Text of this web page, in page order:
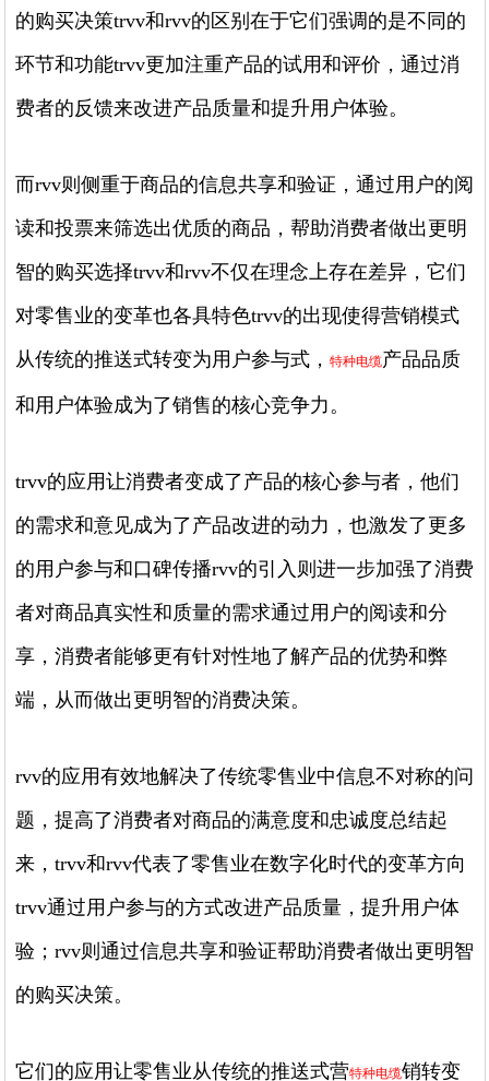
的购买决策trvv和rvv的区别在于它们强调的是不同的
环节和功能trvv更加注重产品的试用和评价，通过消
费者的反馈来改进产品质量和提升用户体验。
而rvv则侧重于商品的信息共享和验证，通过用户的阅
读和投票来筛选出优质的商品，帮助消费者做出更明
智的购买选择trvv和rvv不仅在理念上存在差异，它们
对零售业的变革也各具特色trvv的出现使得营销模式
从传统的推送式转变为用户参与式，特种电缆产品品质
和用户体验成为了销售的核心竞争力。
trvv的应用让消费者变成了产品的核心参与者，他们
的需求和意见成为了产品改进的动力，也激发了更多
的用户参与和口碑传播rvv的引入则进一步加强了消费
者对商品真实性和质量的需求通过用户的阅读和分
享，消费者能够更有针对性地了解产品的优势和弊
端，从而做出更明智的消费决策。
rvv的应用有效地解决了传统零售业中信息不对称的问
题，提高了消费者对商品的满意度和忠诚度总结起
来，trvv和rvv代表了零售业在数字化时代的变革方向
trvv通过用户参与的方式改进产品质量，提升用户体
验；rvv则通过信息共享和验证帮助消费者做出更明智
的购买决策。
它们的应用让零售业从传统的推送式营特种电缆销转变